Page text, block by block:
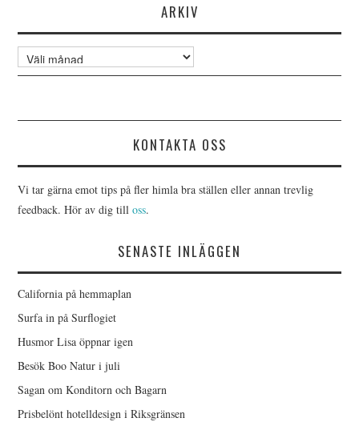
ARKIV
Arkiv
KONTAKTA OSS
Vi tar gärna emot tips på fler himla bra ställen eller annan trevlig
feedback. Hör av dig tilloss.
SENASTE INLÄGGEN
California på hemmaplan
Surfa in på Surflogiet
Husmor Lisa öppnar igen
Besök Boo Natur i juli
Sagan om Konditorn och Bagarn
Prisbelönt hotelldesign i Riksgränsen